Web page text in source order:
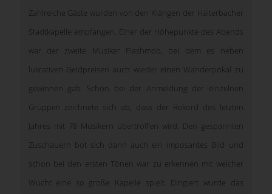
Zahlreiche Gäste wurden von den Klängen der Haiterbacher
Stadtkapelle empfangen. Einer der Höhepunkte des Abends
war der zweite Musiker Flashmob, bei dem es neben
lukrativen Geldpreisen auch wieder einen Wanderpokal zu
gewinnen gab. Schon bei der Anmeldung der einzelnen
Gruppen zeichnete sich ab, dass der Rekord des letzten
Jahres mit 78 Musikern übertroffen wird. Den gespannten
Zuschauern bot sich dann auch ein imposantes Bild und
schon bei den ersten Tönen war zu erkennen mit welcher
Wucht eine so große Kapelle spielt. Dirigiert wurde das